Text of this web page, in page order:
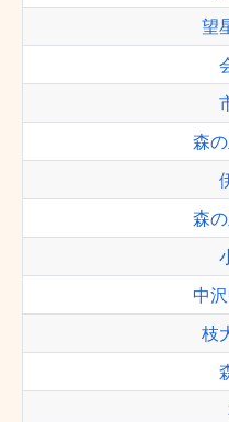
望
森
森
中
枝